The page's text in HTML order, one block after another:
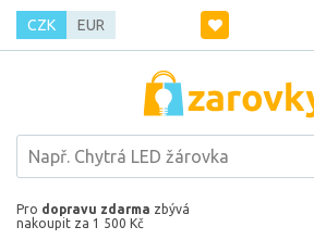
CZK EUR
Pro dopravu zdarma zbývá
nakoupit za 1 500 Kč